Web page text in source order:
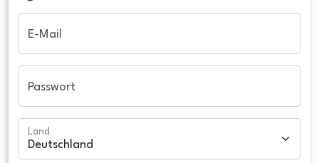
E-Mail
Passwort
Land